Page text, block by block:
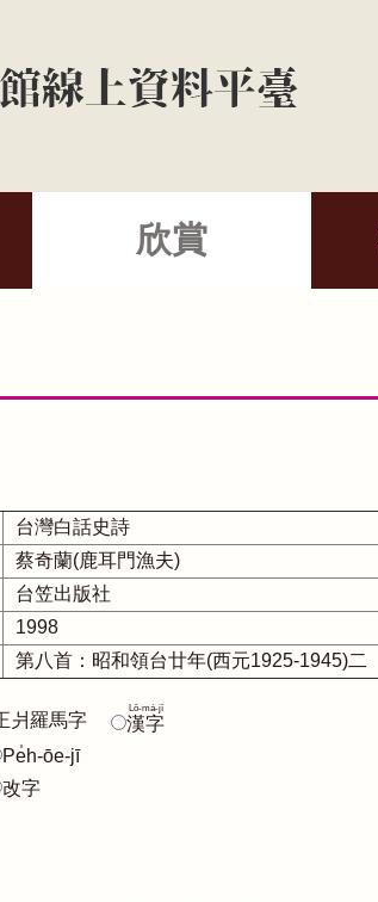
欣賞
台灣白話史詩
蔡奇蘭(鹿耳門漁夫)
台笠出版社
1998
第八首：昭和領台廿年(西元1925-1945)二
爿羅馬字 漢字
Lô-má-jī
Pe̍h-ōe-jī
改字